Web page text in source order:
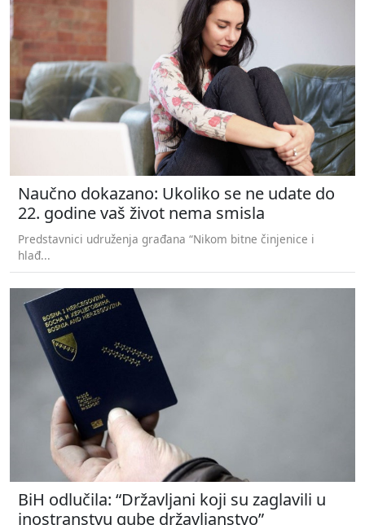
Naučno dokazano: Ukoliko se ne udate do
22. godine vaš život nema smisla
Predstavnici udruženja građana “Nikom bitne činjenice i
hlađ...
BiH odlučila: “Državljani koji su zaglavili u
inostranstvu gube državljanstvo”